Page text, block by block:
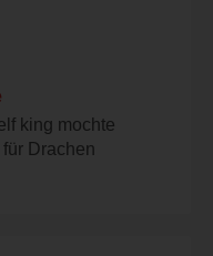
king mochte
Drachen